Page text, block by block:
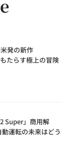
発の新作
たらす極上の冒険
Super」商用解
運転の未来はどう